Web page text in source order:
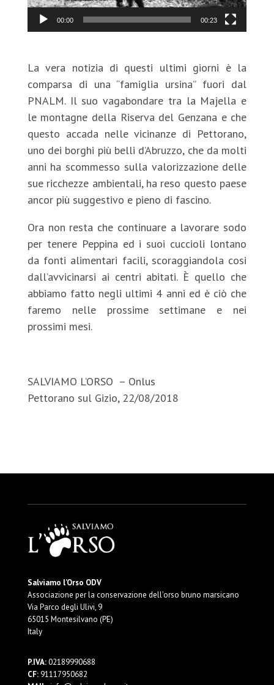
00:00 00:23
La vera notizia di questi ultimi giorni è la
comparsa di una “famiglia ursina” fuori dal
PNALM. Il suo vagabondare tra la Majella e
le montagne della Riserva del Genzana e che
questo accada nelle vicinanze di Pettorano,
uno dei borghi più belli d’Abruzzo, che da molti
anni ha scommesso sulla valorizzazione delle
sue ricchezze ambientali, ha reso questo paese
ancor più suggestivo e pieno di fascino.
Ora non resta che continuare a lavorare sodo
per tenere Peppina ed i suoi cuccioli lontano
da fonti alimentari facili, scoraggiandola cosi
dall’avvicinarsi ai centri abitati. È quello che
abbiamo fatto negli ultimi 4 anni ed è ciò che
faremo nelle prossime settimane e nei
prossimi mesi.
SALVIAMO L’ORSO – Onlus
Pettorano sul Gizio, 22/08/2018
Salviamo l’Orso ODV
Associazione per la conservazione dell’orso bruno marsicano
Via Parco degli Ulivi, 9
65015 Montesilvano (PE)
Italy
P.IVA:02189990688
CF:91117950682